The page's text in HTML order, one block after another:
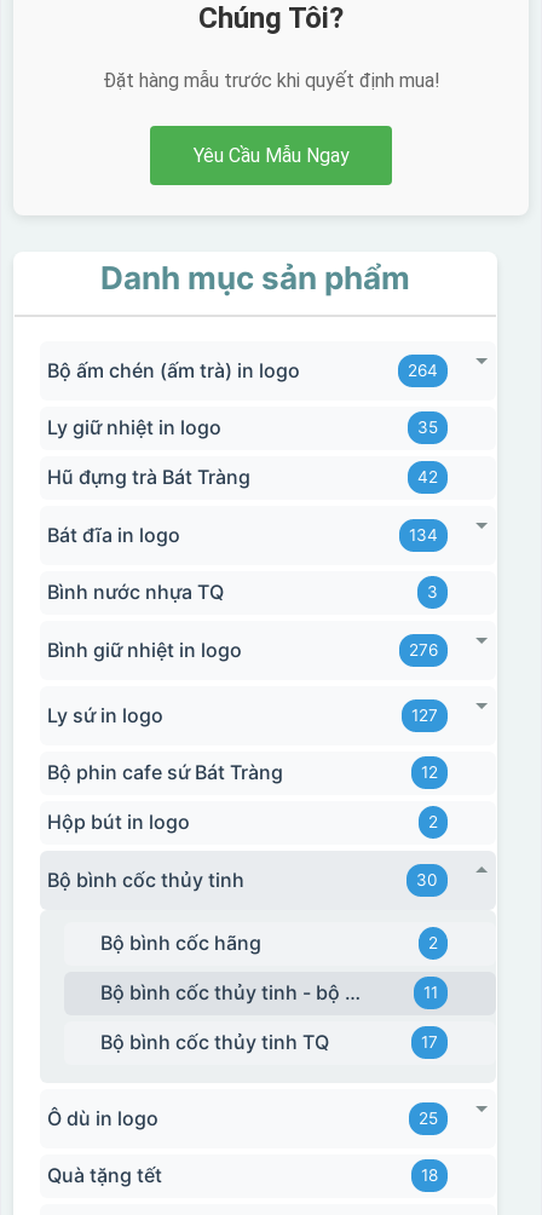
Chúng Tôi?
Đặt hàng mẫu trước khi quyết định mua!
Yêu Cầu Mẫu Ngay
Danh mục sản phẩm
Bộ ấm chén (ấm trà) in logo 264
Ly giữ nhiệt in logo 35
Hũ đựng trà Bát Tràng 42
Bát đĩa in logo 134
Bình nước nhựa TQ 3
Bình giữ nhiệt in logo 276
Ly sứ in logo 127
Bộ phin cafe sứ Bát Tràng 12
Hộp bút in logo 2
Bộ bình cốc thủy tinh 30
Bộ bình cốc hãng 2
Bộ bình cốc thủy tinh - bộ ghép 11
Bộ bình cốc thủy tinh TQ 17
Ô dù in logo 25
Quà tặng tết 18